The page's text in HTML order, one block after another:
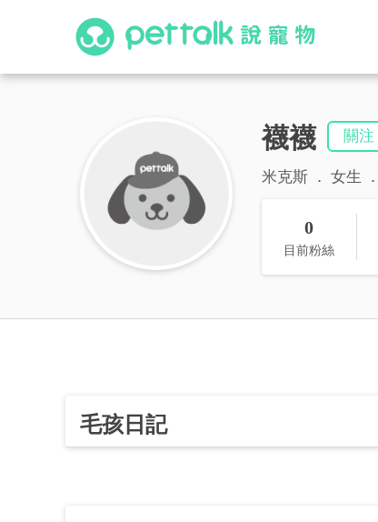
襪襪 關注
米克斯 女生
0
目前粉絲
毛孩日記